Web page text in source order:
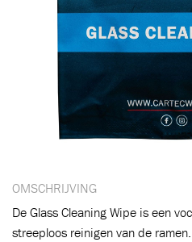
OMSCHRIJVING
De Glass Cleaning Wipe is een
streeploos reinigen van de
Toegevoegd aan
VERDER WINKELEN